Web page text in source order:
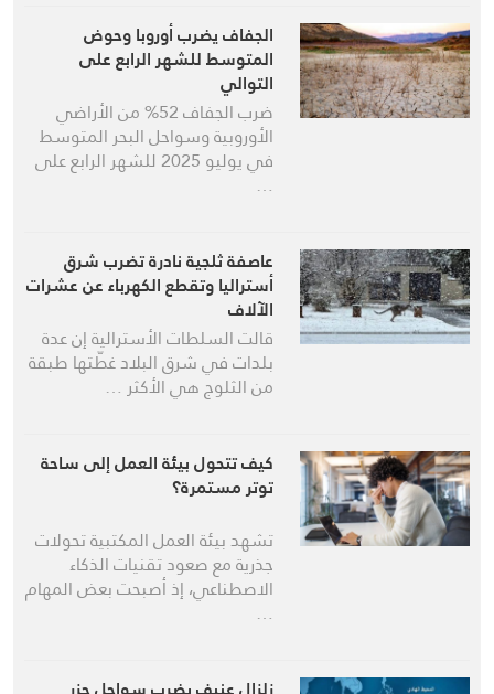
الجفاف يضرب أوروبا وحوض
المتوسط للشهر الرابع على
التوالي
ضرب الجفاف 52% من الأراضي
الأوروبية وسواحل البحر المتوسط
في يوليو 2025 للشهر الرابع على
…
عاصفة ثلجية نادرة تضرب شرق
أستراليا وتقطع الكهرباء عن عشرات
الآلاف
قالت السلطات الأسترالية إن عدة
بلدات في شرق البلاد غطّتها طبقة
من الثلوج هي الأكثر …
كيف تتحول بيئة العمل إلى ساحة
توتر مستمرة؟
تشهد بيئة العمل المكتبية تحولات
جذرية مع صعود تقنيات الذكاء
الاصطناعي، إذ أصبحت بعض المهام
…